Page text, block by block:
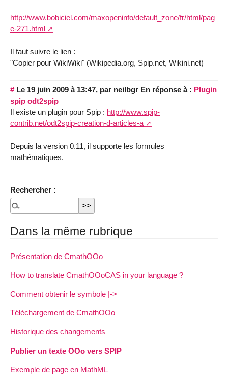
http://www.bobiciel.com/maxopeninfo/default_zone/fr/html/pag
e-271.html
Il faut suivre le lien :
"Copier pour WikiWiki" (Wikipedia.org, Spip.net, Wikini.net)
# Le 19 juin 2009 à 13:47, par neilbgr En réponse à : Plugin
spip odt2spip
Il existe un plugin pour Spip : http://www.spip-
contrib.net/odt2spip-creation-d-articles-a
Depuis la version 0.11, il supporte les formules
mathématiques.
Rechercher :
Dans la même rubrique
Présentation de CmathOOo
How to translate CmathOOoCAS in your language ?
Comment obtenir le symbole |->
Téléchargement de CmathOOo
Historique des changements
Publier un texte OOo vers SPIP
Exemple de page en MathML